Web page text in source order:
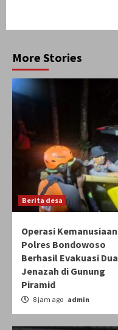
More Stories
Berita desa
Operasi Kemanusiaan
Polres Bondowoso
Berhasil Evakuasi Dua
Jenazah di Gunung
Piramid
8 jam ago admin